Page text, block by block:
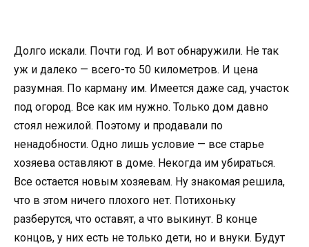
Долго искали. Почти год. И вот обнаружили. Не так
уж и далеко — всего-то 50 километров. И цена
разумная. По карману им. Имеется даже сад, участок
под огород. Все как им нужно. Только дом давно
стоял нежилой. Поэтому и продавали по
ненадобности. Одно лишь условие — все старье
хозяева оставляют в доме. Некогда им убираться.
Все остается новым хозяевам. Ну знакомая решила,
что в этом ничего плохого нет. Потихоньку
разберутся, что оставят, а что выкинут. В конце
концов, у них есть не только дети, но и внуки. Будут